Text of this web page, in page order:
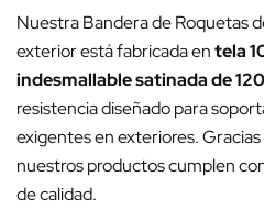
Nuestra Bandera de Roquetas
exterior está fabricada entela
indesmallable satinada de
resistencia diseñado para
exigentes en exteriores. Gracias
nuestros productos cumplen
de calidad.